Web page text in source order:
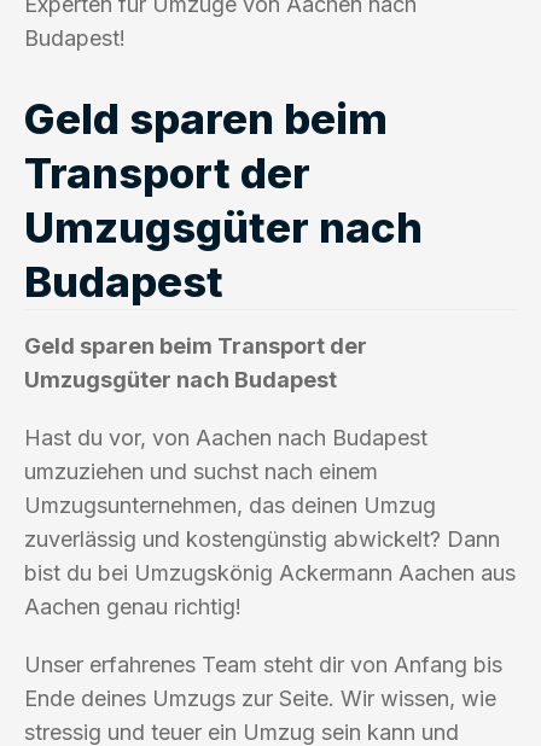
Budapest!
Geld sparen beim
Transport der
Umzugsgüter nach
Budapest
Geld sparen beim Transport der
Umzugsgüter nach Budapest
Hast du vor, von Aachen nach Budapest
umzuziehen und suchst nach einem
Umzugsunternehmen, das deinen Umzug
zuverlässig und kostengünstig abwickelt? Dann
bist du bei Umzugskönig Ackermann Aachen aus
Aachen genau richtig!
Unser erfahrenes Team steht dir von Anfang bis
Ende deines Umzugs zur Seite. Wir wissen, wie
stressig und teuer ein Umzug sein kann und